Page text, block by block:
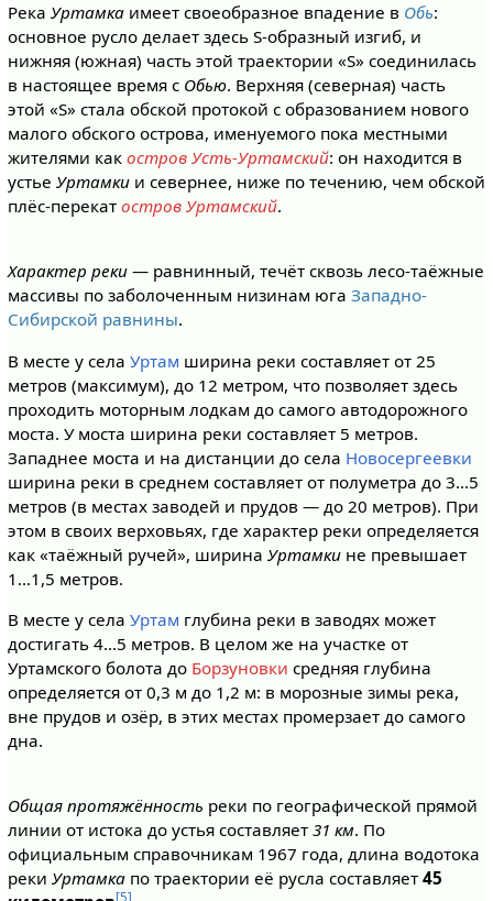
Река Уртамкаимеет своеобразное впадение в Обь:
основное русло делает здесь S-образный изгиб, и
нижняя (южная) часть этой траектории «S» соединилась
в настоящее время с Обью. Верхняя (северная) часть
этой «S» стала обской протокой с образованием нового
малого обского острова, именуемого пока местными
жителями как остров Усть-Уртамский: он находится в
устье Уртамкии севернее, ниже по течению, чем обской
плёс-перекат остров Уртамский.
Характер реки— равнинный, течёт сквозь лесо-таёжные
массивы по заболоченным низинам юга Западно-
Сибирской равнины.
В месте у села Уртам ширина реки составляет от 25
метров (максимум), до 12 метром, что позволяет здесь
проходить моторным лодкам до самого автодорожного
моста. У моста ширина реки составляет 5 метров.
Западнее моста и на дистанции до села Новосергеевки
ширина реки в среднем составляет от полуметра до 3…5
метров (в местах заводей и прудов — до 20 метров). При
этом в своих верховьях, где характер реки определяется
как «таёжный ручей», ширина Уртамкине превышает
1…1,5 метров.
В месте у села Уртам глубина реки в заводях может
достигать 4…5 метров. В целом же на участке от
Уртамского болота до Борзуновки средняя глубина
определяется от 0,3 м до 1,2 м: в морозные зимы река,
вне прудов и озёр, в этих местах промерзает до самого
дна.
Общая протяжённость реки по географической прямой
линии от истока до устья составляет 31 км. По
официальным справочникам 1967 года, длина водотока
реки Уртамкапо траектории её русла составляет 45
[5]